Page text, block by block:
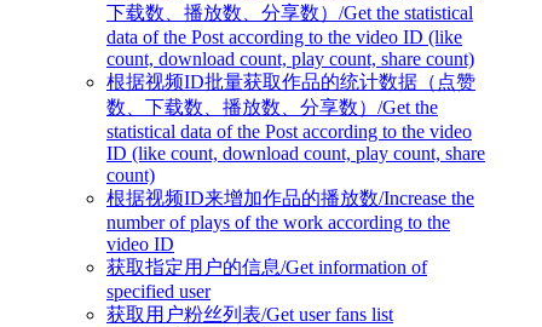
下载数、播放数、分享数）/Get the statistical
data of the Post according to the video ID (like
count, download count, play count, share count)
根据视频ID批量获取作品的统计数据（点赞
数、下载数、播放数、分享数）/Get the
statistical data of the Post according to the video
ID (like count, download count, play count, share
count)
根据视频ID来增加作品的播放数/Increase the
number of plays of the work according to the
video ID
获取指定用户的信息/Get information of
specified user
获取用户粉丝列表/Get user fans list